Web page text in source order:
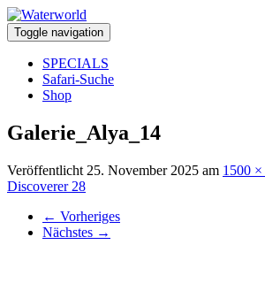
Toggle navigation
SPECIALS
Safari-Suche
Shop
Galerie_Alya_14
Veröffentlicht 25. November 2025 am 1500
Discoverer 28
← Vorheriges
Nächstes →